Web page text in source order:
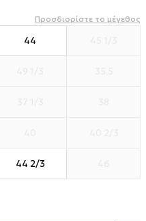
Προσδιορίστε το μέγεθος
44
44 2/3